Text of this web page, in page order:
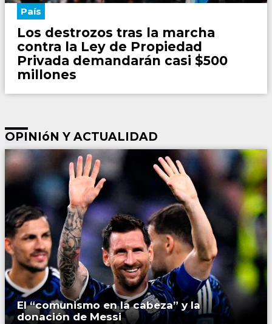
País
Los destrozos tras la marcha
contra la Ley de Propiedad
Privada demandarán casi $500
millones
OPINIóN Y ACTUALIDAD
El “comunismo en la cabeza” y la
donación de Messi